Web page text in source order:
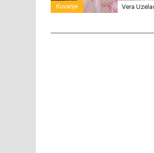
Kuvanje Vera